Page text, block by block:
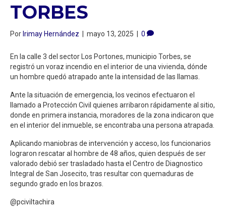
TORBES
PorIrimay Hernández | mayo 13, 2025 | 0
En la calle 3 del sector Los Portones, municipio Torbes, se
registró un voraz incendio en el interior de una vivienda, dónde
un hombre quedó atrapado ante la intensidad de las llamas.
Ante la situación de emergencia, los vecinos efectuaron el
llamado a Protección Civil quienes arribaron rápidamente al sitio,
donde en primera instancia, moradores de la zona indicaron que
en el interior del inmueble, se encontraba una persona atrapada.
Aplicando maniobras de intervención y acceso, los funcionarios
lograron rescatar al hombre de 48 años, quien después de ser
valorado debió ser trasladado hasta el Centro de Diagnostico
Integral de San Josecito, tras resultar con quemaduras de
segundo grado en los brazos.
@pciviltachira